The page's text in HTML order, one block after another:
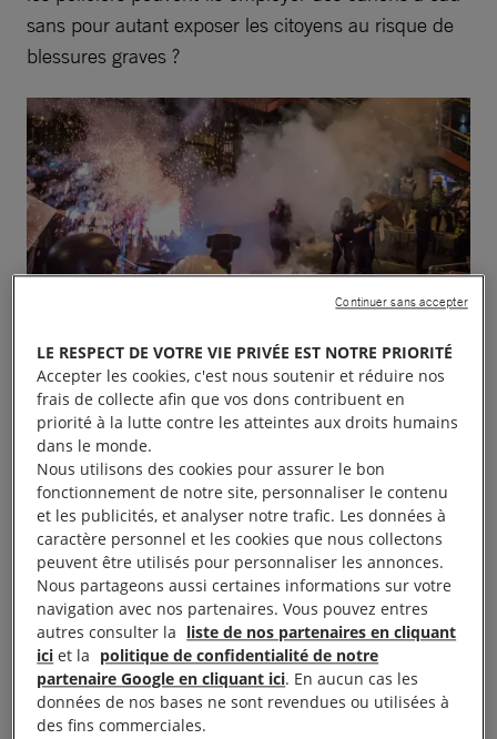
sans pour autant exposer les citoyens au risque de
blessures graves ?
© Jimmy Lam
Des armes dangereuses
Les canons à eau ne sont pas des jouets que la
police de Hongkong peut déployer pour montrer sa
force. Ce sont des armes puissantes qui sont non
discriminantes par nature et peuvent causer des
LE RESPECT DE VOTRE VIE PRIVÉE EST NOTRE PRIORITÉ
Accepter les cookies, c'est nous soutenir et réduire nos
frais de collecte afin que vos dons contribuent en
priorité à la lutte contre les atteintes aux droits humains
dans le monde.
Nous utilisons des cookies pour assurer le bon
fonctionnement de notre site, personnaliser le contenu
et les publicités, et analyser notre trafic. Les données à
caractère personnel et les cookies que nous collectons
peuvent être utilisés pour personnaliser les annonces.
Nous partageons aussi certaines informations sur votre
navigation avec nos partenaires. Vous pouvez entres
autres consulter la liste de nos partenaires en cliquant
ici et la politique de confidentialité de notre
partenaire Google en cliquant ici. En aucun cas les
données de nos bases ne sont revendues ou utilisées à
des fins commerciales.
Continuer sans accepter